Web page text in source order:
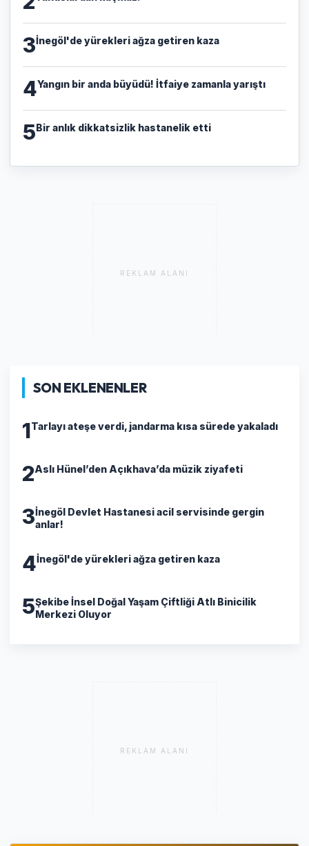
3İnegöl'de yürekleri ağza getiren kaza
4Yangın bir anda büyüdü! İtfaiye zamanla yarıştı
5Bir anlık dikkatsizlik hastanelik etti
REKLAM ALANI
SON EKLENENLER
1Tarlayı ateşe verdi, jandarma kısa sürede yakaladı
2Aslı Hünel’den Açıkhava’da müzik ziyafeti
3İnegöl Devlet Hastanesi acil servisinde gergin
anlar!
4İnegöl'de yürekleri ağza getiren kaza
5Şekibe İnsel Doğal Yaşam Çiftliği Atlı Binicilik
Merkezi Oluyor
REKLAM ALANI